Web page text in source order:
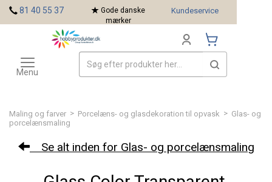
Maling og farver > Porcelæns- og glasdekoration til opvask > Glas- og
porcelænsmaling
Se alt inden for Glas- og porcelænsmaling
81 40 55 37
Gode danske
mærker
Kundeservice
Toggle
navigation
Menu
Mærker